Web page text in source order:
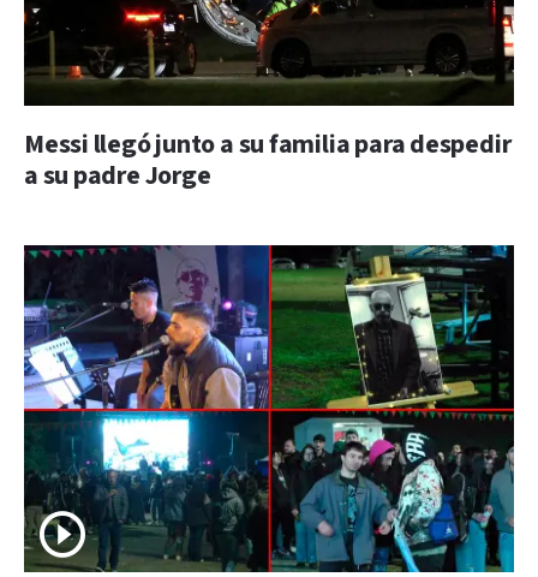
Messi llegó junto a su familia para despedir
a su padre Jorge